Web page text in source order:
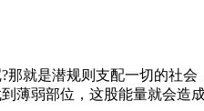
那就是潜规则支配一切的社
薄弱部位，这股能量就会造成